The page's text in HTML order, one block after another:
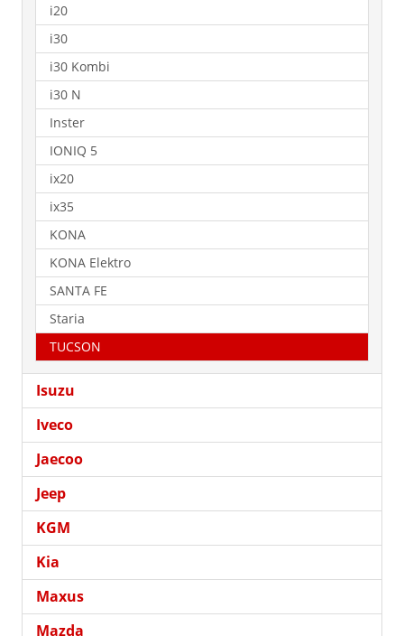
i20
i30
i30 Kombi
i30 N
Inster
IONIQ 5
ix20
ix35
KONA
KONA Elektro
SANTA FE
Staria
TUCSON
Isuzu
Iveco
Jaecoo
Jeep
KGM
Kia
Maxus
Mazda